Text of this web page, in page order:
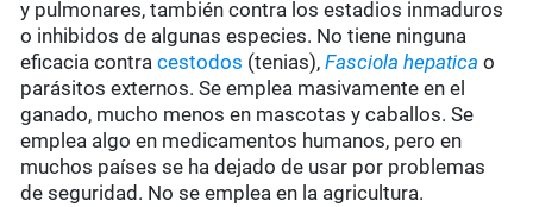
y pulmonares, también contra los estadios inmaduros
o inhibidos de algunas especies. No tiene ninguna
eficacia contracestodos (tenias),Fasciola hepatica o
parásitos externos. Se emplea masivamente en el
ganado, mucho menos en mascotas y caballos. Se
emplea algo en medicamentos humanos, pero en
muchos países se ha dejado de usar por problemas
de seguridad. No se emplea en la agricultura.